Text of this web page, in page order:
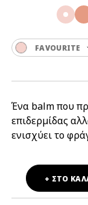
Ένα balm που
επιδερμίδας
ενισχύει το
FAVOURITE
+ ΣΤΟ